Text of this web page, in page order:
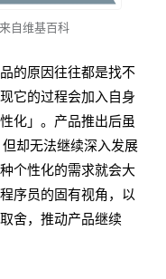
自维基百科
的原因往往都是找不
它的过程会加入自身
化」。产品推出后虽
却无法继续深入发展
个性化的需求就会大
序员的固有视角，以
舍，推动产品继续